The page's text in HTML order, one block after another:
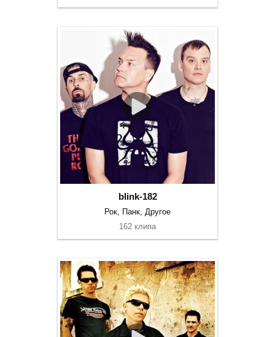
blink-182
Рок, Панк, Другое
162 клипа